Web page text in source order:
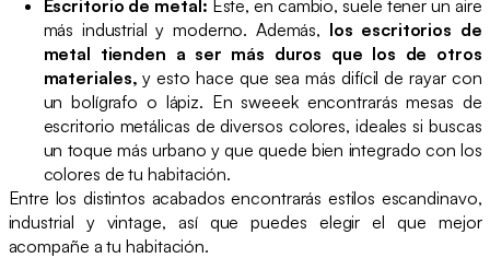
Escritorio de metal: Este, en cambio, suele tener un aire
más industrial y moderno. Además, los escritorios de
metal tienden a ser más duros que los de otros
materiales, y esto hace que sea más difícil de rayar con
un bolígrafo o lápiz. En sweeek encontrarás mesas de
escritorio metálicas de diversos colores, ideales si buscas
un toque más urbano y que quede bien integrado con los
colores de tu habitación.
Entre los distintos acabados encontrarás estilos escandinavo,
industrial y vintage, así que puedes elegir el que mejor
acompañe a tu habitación.